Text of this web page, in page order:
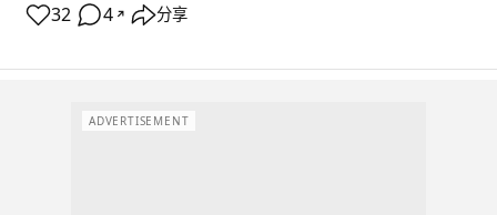
32 4 ↗ 分享
ADVERTISEMENT